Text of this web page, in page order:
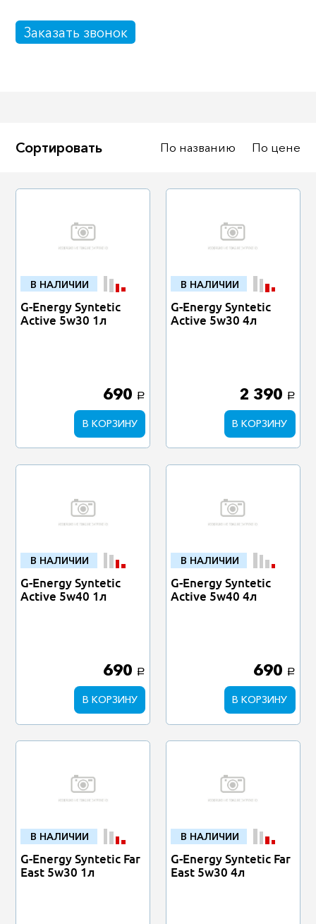
Масла
и оснастка
Заказать звонок
Сортировать По названию По цене
В НАЛИЧИИ
G-Energy Syntetic
Active 5w30 1л
690 a
В КОРЗИНУ
В НАЛИЧИИ
G-Energy Syntetic
Active 5w30 4л
2 390 a
В КОРЗИНУ
В НАЛИЧИИ
G-Energy Syntetic
Active 5w40 1л
690 a
В КОРЗИНУ
В НАЛИЧИИ
G-Energy Syntetic
Active 5w40 4л
690 a
В КОРЗИНУ
В НАЛИЧИИ
G-Energy Syntetic Far
East 5w30 1л
В НАЛИЧИИ
G-Energy Syntetic Far
East 5w30 4л